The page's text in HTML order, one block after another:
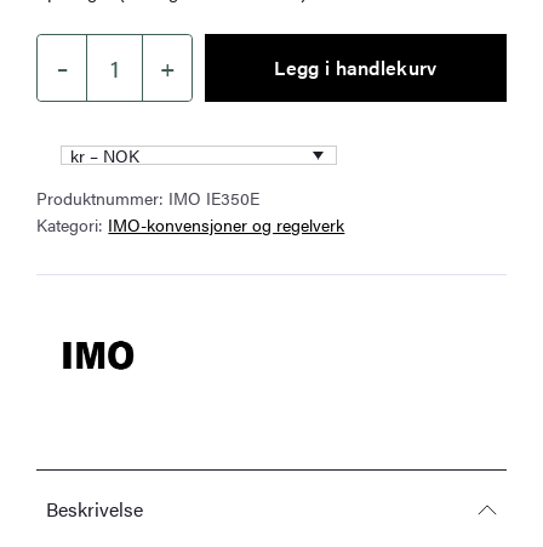
–
FAL
Convention,
2024
Edition
–
IMO
+ Legg i handlekurv
kr – NOK
Produktnummer: IMO IE350E
Kategori: IMO-konvensjoner og regelverk
Beskrivelse